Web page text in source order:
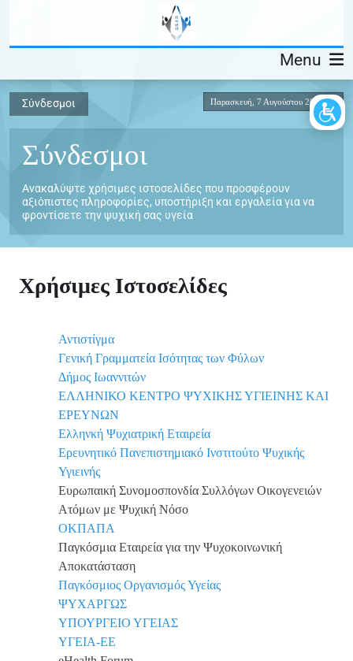
Menu
Παρασκευή, 7 Αυγούστου 2026
Σύνδεσμοι
Σύνδεσμοι
Ανακαλύψτε χρήσιμες ιστοσελίδες που προσφέρουν
αξιόπιστες πληροφορίες, υποστήριξη και εργαλεία για να
φροντίσετε την ψυχική σας υγεία
Χρήσιμες Ιστοσελίδες
Αντιστίγμα
Γενική Γραμματεία Ισότητας των Φύλων
Δήμος Ιωαννιτών
ΕΛΛΗΝΙΚΟ ΚΕΝΤΡΟ ΨΥΧΙΚΗΣ ΥΓΙΕΙΝΗΣ ΚΑΙ
ΕΡΕΥΝΩΝ
Ελληνκή Ψυχιατρική Εταιρεία
Ερευνητικό Πανεπιστημιακό Ινστιτούτο Ψυχικής
Υγιεινής
Ευρωπαική Συνομοσπονδία Συλλόγων Οικογενειών
Ατόμων με Ψυχική Νόσο
ΟΚΠΑΠΑ
Παγκόσμια Εταιρεία για την Ψυχοκοινωνική
Αποκατάσταση
Παγκόσμιος Οργανισμός Υγείας
ΨΥΧΑΡΓΩΣ
ΥΠΟΥΡΓΕΙΟ ΥΓΕΙΑΣ
ΥΓΕΙΑ-ΕΕ